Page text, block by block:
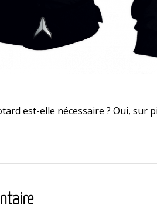
est-elle nécessaire ? Oui, sur